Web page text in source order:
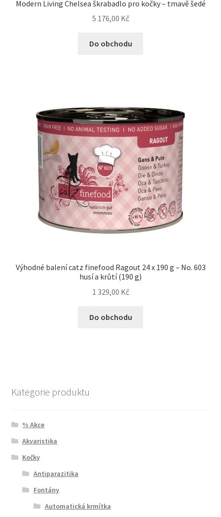
Modern Living Chelsea škrabadlo pro kočky – tmavě šedé
5 176,00 Kč
Do obchodu
Výhodné balení catz finefood Ragout 24 x 190 g – No. 603
husí a krůtí (190 g)
1 329,00 Kč
Do obchodu
Kategorie produktu
% Akce
Akvaristika
Kočky
Antiparazitika
Fontány
Automatická krmítka